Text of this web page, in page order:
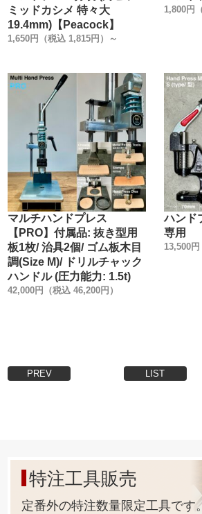
『革を止めるだけでしょ』と、金具の
方もいらっしゃるかもしれません。
普段、金具の品質を金属製品としての
実は、カシメ金具はどこのメーカーで
す。
弊社では、【日本製で高品質・低価
ークラフト工具製造メーカーの視点
います。
信頼のおける金具メーカーの規格に合
を作る事を作る事が、一番使用上のト
す。
・
【販売方法】
販売方法を3種類ご用意しました。
①小袋販売
②大袋販売 (①よりお買い得です)
③箱販売 (②より更にお買い得です)
(金具形状により、出来ない又は、ロ
ございます)
ミッドカシメ 特々大
19.4mm)【Peacock】
1,650円（税込 1,815円）～
1,800円
マルチハンドプレス
【PRO】付属品: 抜き型用
板1枚/ 治具2個/ ゴム板木目
調(Size M)/ ドリルチャック
ハンドル (圧力能力: 1.5t)
42,000円（税込 46,200円）
ハンド
専用
13,500
PREV LIST
特注工具販売
定番外の特注数量限定工具です